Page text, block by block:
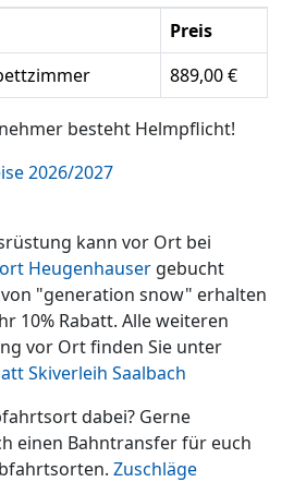
Preis
889,00 €
besteht Helmpflicht!
2026/2027
kann vor Ort bei
Heugenhauser gebucht
"generation snow" erhalten
10% Rabatt. Alle weiteren
vor Ort finden Sie unter
Skiverleih Saalbach
dabei? Gerne
einen Bahntransfer für euch
Zuschläge